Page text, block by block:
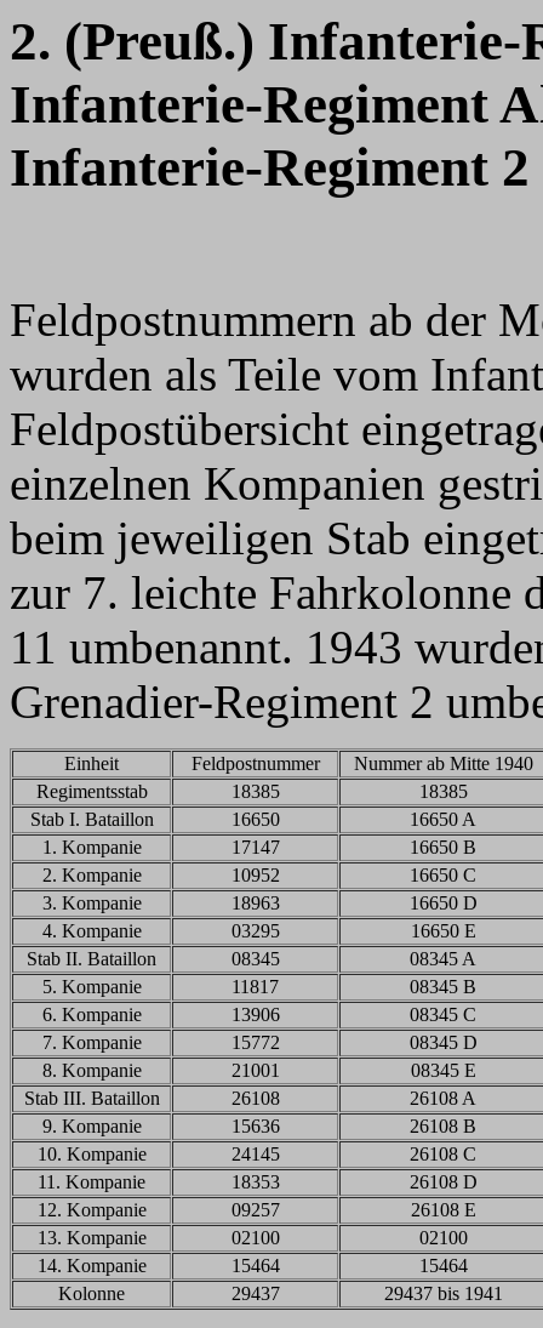
2. (Preuß.) Infanterie-
Infanterie-Regiment
Infanterie-Regiment 2
Feldpostnummern ab der
wurden als Teile vom
Feldpostübersicht
einzelnen Kompanien
beim jeweiligen Stab
zur 7. leichte Fahrkolonne
11 umbenannt. 1943
Grenadier-Regiment 2
Einheit Feldpostnummer
Nummer ab Mitte 1940
Regimentsstab
18385
18385
Stab I. Bataillon
16650
16650 A
1. Kompanie
17147
16650 B
2. Kompanie
10952
16650 C
3. Kompanie
18963
16650 D
4. Kompanie
03295
16650 E
Stab II. Bataillon
08345
08345 A
5. Kompanie
11817
08345 B
6. Kompanie
13906
08345 C
7. Kompanie
15772
08345 D
8. Kompanie
21001
08345 E
Stab III. Bataillon
26108
26108 A
9. Kompanie
15636
26108 B
10. Kompanie
24145
26108 C
11. Kompanie
18353
26108 D
12. Kompanie
09257
26108 E
13. Kompanie
02100
02100
14. Kompanie
15464
15464
Kolonne
29437 29437 bis 1941